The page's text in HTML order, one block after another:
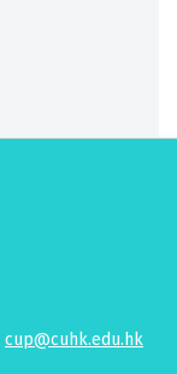
cup@cuhk.edu.hk